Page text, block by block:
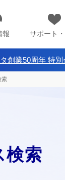
報 サポート
創業50周年 特
索
検索